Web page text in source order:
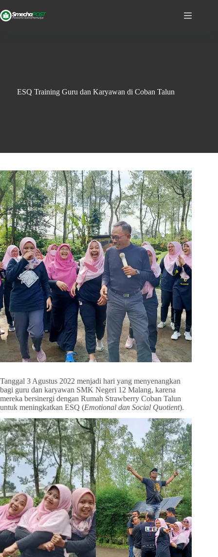
ESQ Training Guru dan Karyawan di Coban Talun
Tanggal 3 Agustus 2022 menjadi hari yang menyenangkan
bagi guru dan karyawan SMK Negeri 12 Malang, karena
mereka bersinergi dengan Rumah Strawberry Coban Talun
untuk meningkatkan ESQ (Emotional dan Social Quotient).